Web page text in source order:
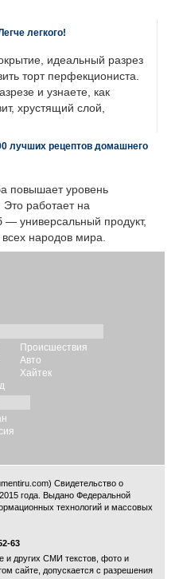
легкого!
идеальный разрез
торт перфекциониста.
и узнаете, как
хрустящий слой,
лучших рецептов домашнего
повышает уровень
работает на
— универсальный продукт,
народов мира.
Происшествия
Авто
Хайтек
Свидетельство о
года. Выдано Федеральной
технологий и массовых
63
и других СМИ текстов, фото и
сайте, допускается с разрешения